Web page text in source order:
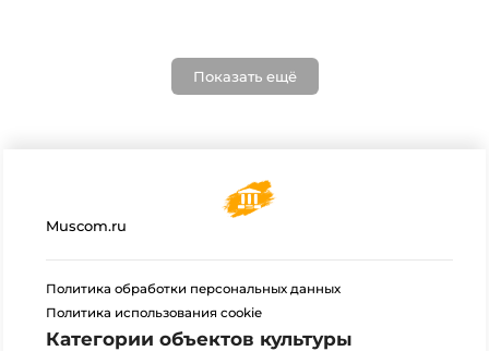
Показать ещё
Muscom.ru
Политика обработки персональных данных
Политика использования cookie
Категории объектов культуры